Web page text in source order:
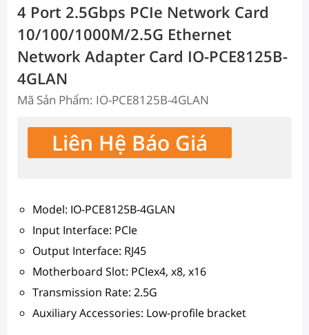
4 Port 2.5Gbps PCIe Network Card
10/100/1000M/2.5G Ethernet
Network Adapter Card IO-PCE8125B-
4GLAN
Mã Sản Phẩm: IO-PCE8125B-4GLAN
Liên Hệ Báo Giá
Model: IO-PCE8125B-4GLAN
Input Interface: PCIe
Output Interface: RJ45
Motherboard Slot: PCIex4, x8, x16
Transmission Rate: 2.5G
Auxiliary Accessories: Low-profile bracket